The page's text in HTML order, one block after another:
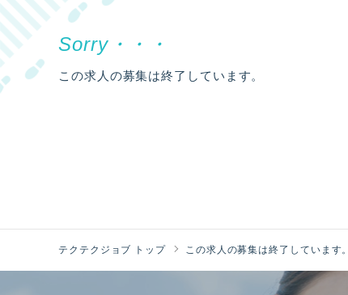
この求人の募集は終了しています。
テクテクジョブ トップ この求人の募集は終了しています。